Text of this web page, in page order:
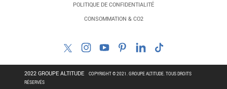
POLITIQUE DE CONFIDENTIALITÉ
CONSOMMATION & CO2
2022 GROUPE ALTITUDE
COPYRIGHT © 2021. GROUPE ALTITUDE. TOUS DROITS
RÉSERVÉS